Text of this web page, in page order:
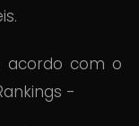
acordo com o
-